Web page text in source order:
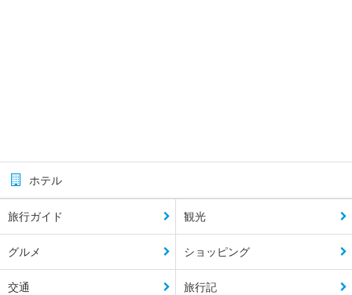
ホテル
旅行ガイド 観光
グルメ ショッピング
交通 旅行記